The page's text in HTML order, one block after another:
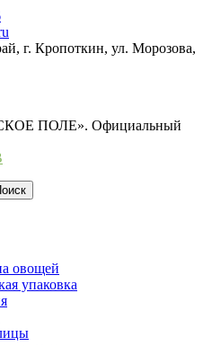
г. Кропоткин, ул. Морозова,
ПОЛЕ». Официальный
овощей
упаковка